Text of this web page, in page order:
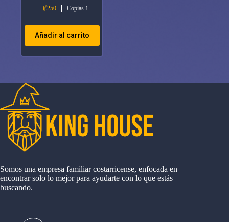
₡250 Copias 1
Añadir al carrito
Somos una empresa familiar costarricense, enfocada en
encontrar solo lo mejor para ayudarte con lo que estás
buscando.